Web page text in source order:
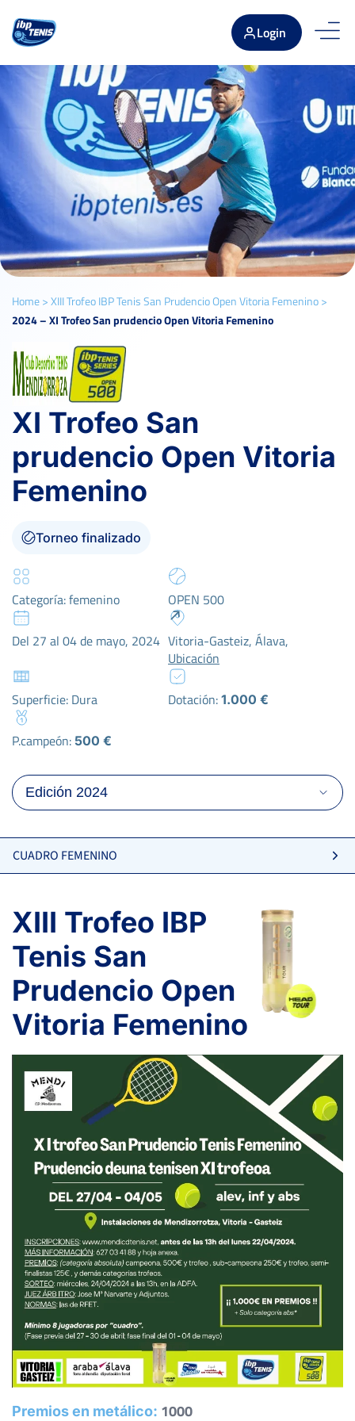
Login
Home>XIII Trofeo IBP Tenis San Prudencio Open Vitoria Femenino>
2024 – XI Trofeo San prudencio Open Vitoria Femenino
Torneo finalizado
XI Trofeo San
prudencio Open Vitoria
Femenino
Categoría: femenino OPEN 500
Del 27 al 04 de mayo, 2024 Vitoria-Gasteiz, Álava,
Ubicación
Superficie: Dura Dotación: 1.000 €
P.campeón: 500 €
CUADRO FEMENINO
PAREDES PÉREZ, M. 66
GRACHEVA, D.
ARIZCUREN MARTINEZ, L.
WO
SAN JOSE PRIETO, L. 66
FERRER IZQUIERDO, C. 1 2
BAKULINA FANDIYENKO, M. 66
DOMINGO DIAZ, I. 00
MARTINEZ GRANDE, A.
XIII Trofeo IBP
Tenis San
Prudencio Open
Vitoria Femenino
Premios en metálico: 1000